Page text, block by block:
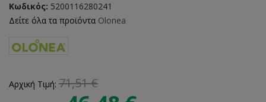
Κωδικός: 5200116280241
Δείτε όλα τα προϊόντα Olonea
Αρχική Τιμή: 71,51 €